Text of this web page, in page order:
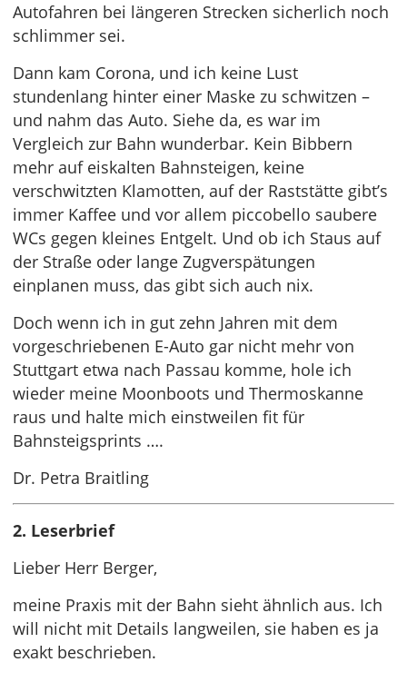
Autofahren bei längeren Strecken sicherlich noch
schlimmer sei.
Dann kam Corona, und ich keine Lust
stundenlang hinter einer Maske zu schwitzen –
und nahm das Auto. Siehe da, es war im
Vergleich zur Bahn wunderbar. Kein Bibbern
mehr auf eiskalten Bahnsteigen, keine
verschwitzten Klamotten, auf der Raststätte gibt’s
immer Kaffee und vor allem piccobello saubere
WCs gegen kleines Entgelt. Und ob ich Staus auf
der Straße oder lange Zugverspätungen
einplanen muss, das gibt sich auch nix.
Doch wenn ich in gut zehn Jahren mit dem
vorgeschriebenen E-Auto gar nicht mehr von
Stuttgart etwa nach Passau komme, hole ich
wieder meine Moonboots und Thermoskanne
raus und halte mich einstweilen fit für
Bahnsteigsprints ….
Dr. Petra Braitling
2. Leserbrief
Lieber Herr Berger,
meine Praxis mit der Bahn sieht ähnlich aus. Ich
will nicht mit Details langweilen, sie haben es ja
exakt beschrieben.